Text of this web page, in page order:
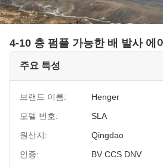
4-10 층 펌플 가능한 배 발사 에
주요 특성
브랜드 이름:
Henger
모델 번호:
SLA
원산지:
Qingdao
인증:
BV CCS DNV